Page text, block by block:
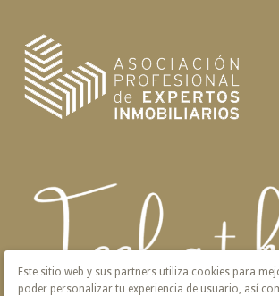
Este sitio web y sus partners utiliza cookies para
poder personalizar tu experiencia de usuario, así